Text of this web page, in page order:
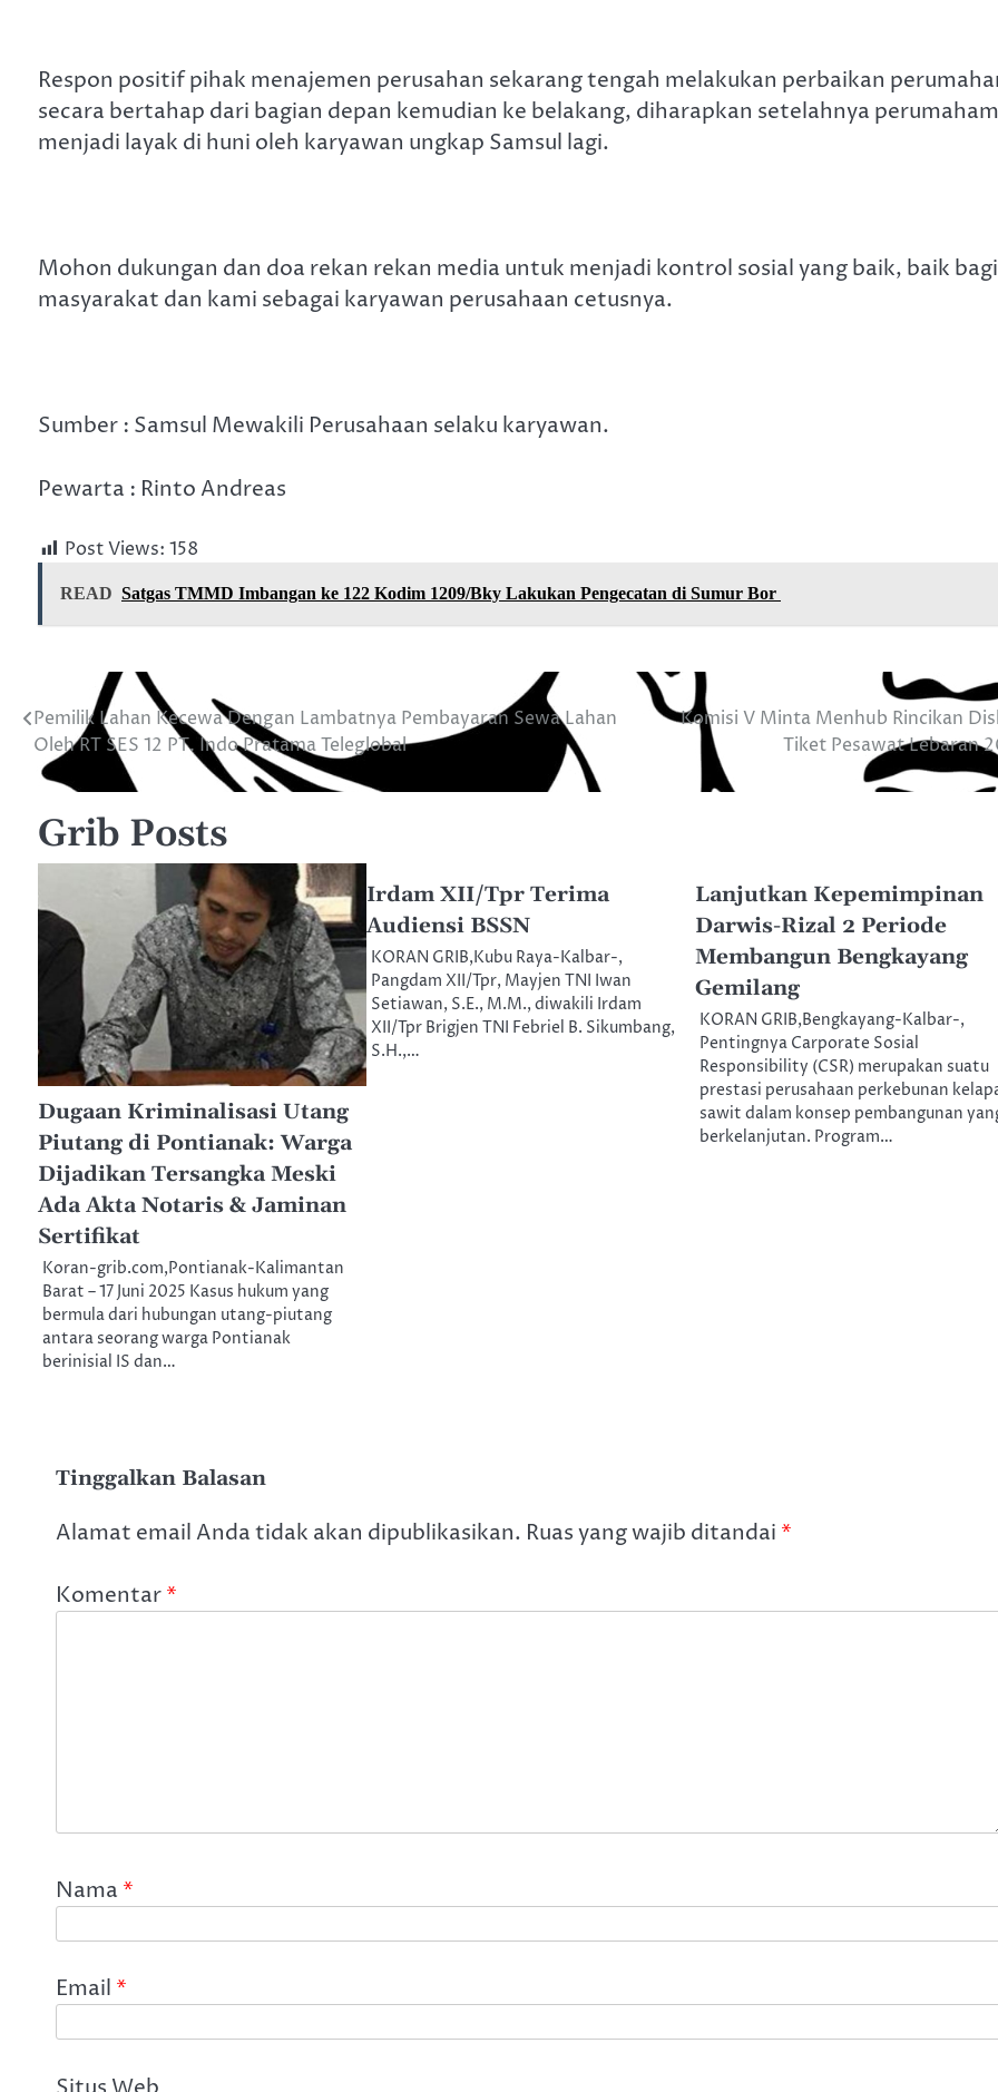
Respon positif pihak menajemen perusahan sekarang tengah melakukan perbaikan
secara bertahap dari bagian depan kemudian ke belakang, diharapkan setelahnya perumaham
menjadi layak di huni oleh karyawan ungkap Samsul lagi.
Mohon dukungan dan doa rekan rekan media untuk menjadi kontrol sosial yang baik, baik bagi
masyarakat dan kami sebagai karyawan perusahaan cetusnya.
Sumber : Samsul Mewakili Perusahaan selaku karyawan.
Pewarta : Rinto Andreas
Post Views: 158
READ Satgas TMMD Imbangan ke 122 Kodim 1209/Bky Lakukan Pengecatan di Sumur Bor
Navigasi
pos
Pemilik Lahan Kecewa Dengan Lambatnya Pembayaran Sewa Lahan
Oleh RT SES 12 PT. Indo Pratama Teleglobal
Komisi V Minta Menhub Rincikan
Tiket Pesawat Lebaran
Grib Posts
Dugaan Kriminalisasi Utang
Piutang di Pontianak: Warga
Dijadikan Tersangka Meski
Ada Akta Notaris & Jaminan
Sertifikat
Koran-grib.com,Pontianak-Kalimantan
Barat – 17 Juni 2025 Kasus hukum yang
bermula dari hubungan utang-piutang
antara seorang warga Pontianak
berinisial IS dan…
Irdam XII/Tpr Terima
Audiensi BSSN
KORAN GRIB,Kubu Raya-Kalbar-,
Pangdam XII/Tpr, Mayjen TNI Iwan
Setiawan, S.E., M.M., diwakili Irdam
XII/Tpr Brigjen TNI Febriel B. Sikumbang,
S.H.,…
Lanjutkan Kepemimpinan
Darwis-Rizal 2 Periode
Membangun Bengkayang
Gemilang
KORAN GRIB,Bengkayang-Kalbar-,
Pentingnya Carporate Sosial
Responsibility (CSR) merupakan suatu
prestasi perusahaan perkebunan
sawit dalam konsep pembangunan
berkelanjutan. Program…
Tinggalkan Balasan
Alamat email Anda tidak akan dipublikasikan. Ruas yang wajib ditandai *
Komentar*
Nama *
Email *